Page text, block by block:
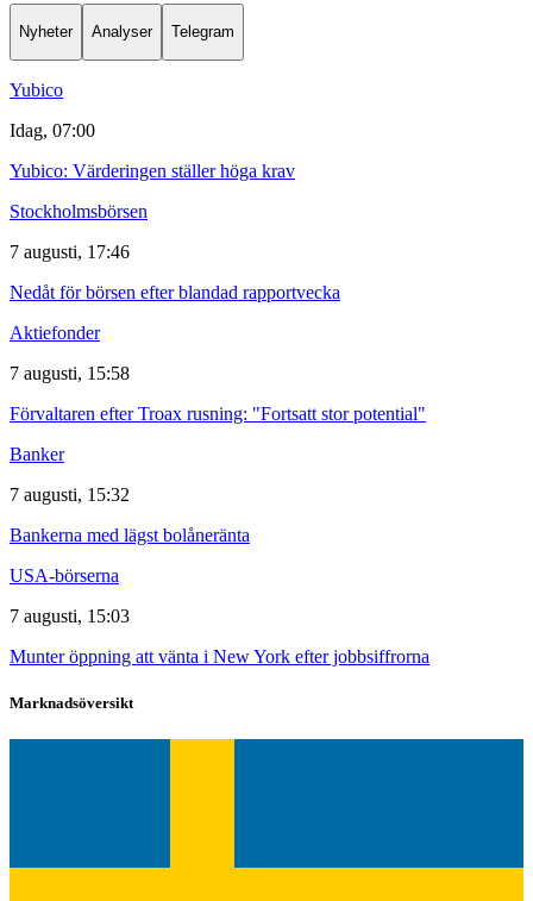
Nyheter Analyser Telegram
Yubico
Idag, 07:00
Yubico: Värderingen ställer höga krav
Stockholmsbörsen
7 augusti, 17:46
Nedåt för börsen efter blandad rapportvecka
Aktiefonder
7 augusti, 15:58
Förvaltaren efter Troax rusning: "Fortsatt stor potential"
Banker
7 augusti, 15:32
Bankerna med lägst bolåneränta
USA-börserna
7 augusti, 15:03
Munter öppning att vänta i New York efter jobbsiffrorna
Marknadsöversikt